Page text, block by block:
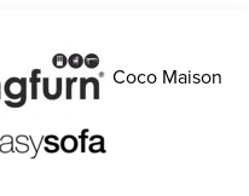
Coco Maison